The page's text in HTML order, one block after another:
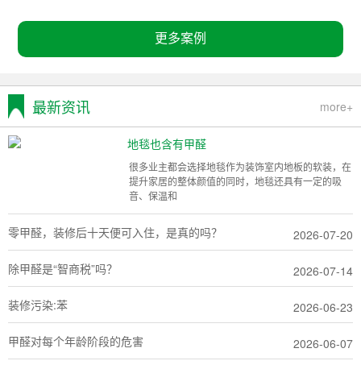
更多案例
最新资讯 more+
地毯也含有甲醛
很多业主都会选择地毯作为装饰室内地板的软装，在
提升家居的整体颜值的同时，地毯还具有一定的吸
音、保温和
零甲醛，装修后十天便可入住，是真的吗？ 2026-07-20
除甲醛是“智商税”吗？ 2026-07-14
装修污染:苯 2026-06-23
甲醛对每个年龄阶段的危害 2026-06-07